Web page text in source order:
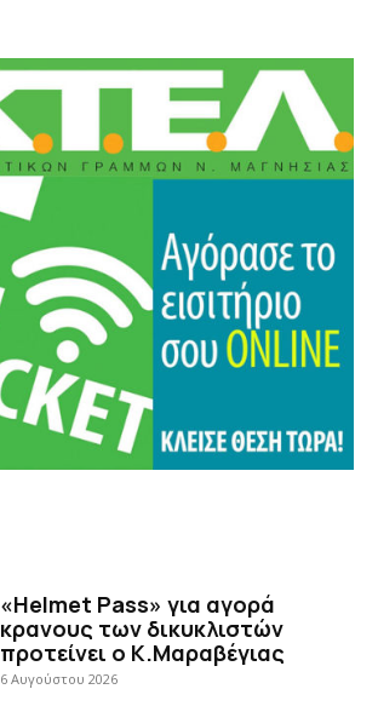
«Helmet Pass» για αγορά
κρανους των δικυκλιστών
προτείνει ο Κ.Μαραβέγιας
6 Αυγούστου 2026